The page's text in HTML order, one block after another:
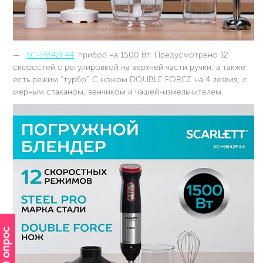
SC-HB42F44: прибор на 1500 Вт. Предусмотрено 12
скоростей с регулировкой на верхней части ручки, а также
есть режим “турбо”. С ножом DOUBLE FORCE на 4 лезвия, с
мерным стаканом, венчиком и чашей-измельчителем.